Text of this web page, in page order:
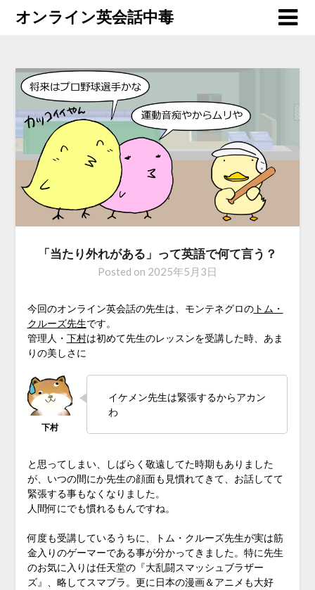
オンライン英会話中毒
「当たり外れがある」って英語で何て言う？
Posted on 2025年5月3日
今回のオンライン英会話の先生は、モンテネグロのトム・
クルーズ先生です。
管理人・ 下村は初めて先生のレッスンを受講した時、あま
りの美しさに
イケメン先生は緊張するからアカン
わ
と思ってしまい、しばらく敬遠してた時期もありました
が、いつの間にか先生の顔面も見慣れてきて、お話してて
緊張する事もなくなりました。
人間何にでも慣れるもんですね。
何度も受講しているうちに、トム・クルーズ先生が実は筋
金入りのゲーマーである事が分かってきました。特に先生
のお気に入りは任天堂の『大乱闘スマッシュブラザー
ズ』、略してスマブラ。更に日本の漫画＆アニメも大好